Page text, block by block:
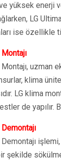
ve yüksek enerji
LG
ise özellikle
uzman
klima
LG klima
de yapılır.
şekilde